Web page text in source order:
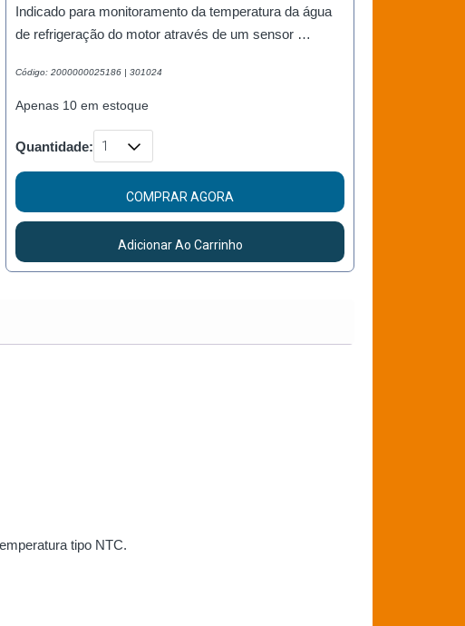
Indicado para monitoramento da temperatura da água
de refrigeração do motor através de um sensor …
Código: 2000000025186 | 301024
Apenas 10 em estoque
Quantidade:
COMPRAR AGORA
Adicionar Ao Carrinho
tipo NTC.